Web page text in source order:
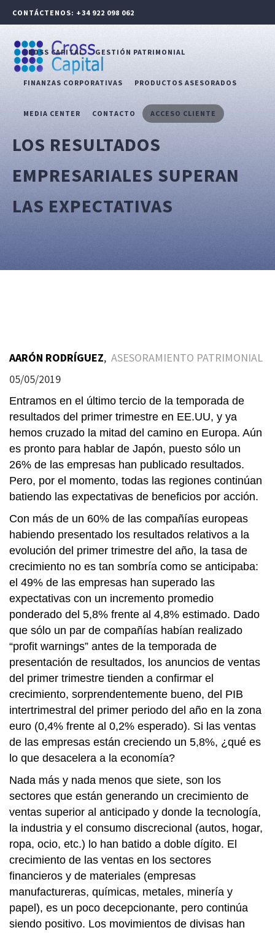
CONTÁCTENOS: +34 922 098 062
CROSS CAPITAL GESTIÓN PATRIMONIAL
FINANZAS CORPORATIVAS PRODUCTOS ASESORADOS
MEDIA CENTER CONTACTO ACCESO CLIENTE
LOS RESULTADOS
EMPRESARIALES SUPERAN
LAS EXPECTATIVAS
AARÓN RODRÍGUEZ, ASESORAMIENTO PATRIMONIAL
05/05/2019
Entramos en el último tercio de la temporada de
resultados del primer trimestre en EE.UU, y ya
hemos cruzado la mitad del camino en Europa. Aún
es pronto para hablar de Japón, puesto sólo un
26% de las empresas han publicado resultados.
Pero, por el momento, todas las regiones continúan
batiendo las expectativas de beneficios por acción.
Con más de un 60% de las compañías europeas
habiendo presentado los resultados relativos a la
evolución del primer trimestre del año, la tasa de
crecimiento no es tan sombría como se anticipaba:
el 49% de las empresas han superado las
expectativas con un incremento promedio
ponderado del 5,8% frente al 4,8% estimado. Dado
que sólo un par de compañías habían realizado
“profit warnings” antes de la temporada de
presentación de resultados, los anuncios de ventas
del primer trimestre tienden a confirmar el
crecimiento, sorprendentemente bueno, del PIB
intertrimestral del primer periodo del año en la zona
euro (0,4% frente al 0,2% esperado). Si las ventas
de las empresas están creciendo un 5,8%, ¿qué es
lo que desacelera a la economía?
Nada más y nada menos que siete, son los
sectores que están generando un crecimiento de
ventas superior al anticipado y donde la tecnología,
la industria y el consumo discrecional (autos, hogar,
ropa, ocio, etc.) lo han batido a doble dígito. El
crecimiento de las ventas en los sectores
financieros y de materiales (empresas
manufactureras, químicas, metales, minería y
papel), es un poco decepcionante, pero continúa
siendo positivo. Los movimientos de divisas han